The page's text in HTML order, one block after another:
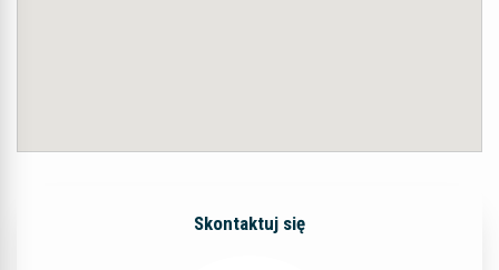
Skontaktuj się